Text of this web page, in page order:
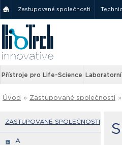
Zastupované společnosti
Přístroje pro Life-Science
Úvod » Zastupované společnosti »
ZASTUPOVANÉ SPOLEČNOSTI
A